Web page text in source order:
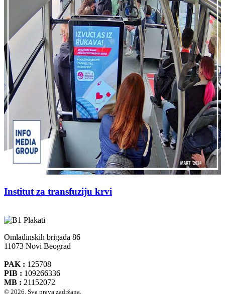
Institut za transfuziju krvi
Omladinskih brigada 86
11073 Novi Beograd
PAK : 125708
PIB : 109266336
MB : 21152072
© 2026. Sva prava zadržana.